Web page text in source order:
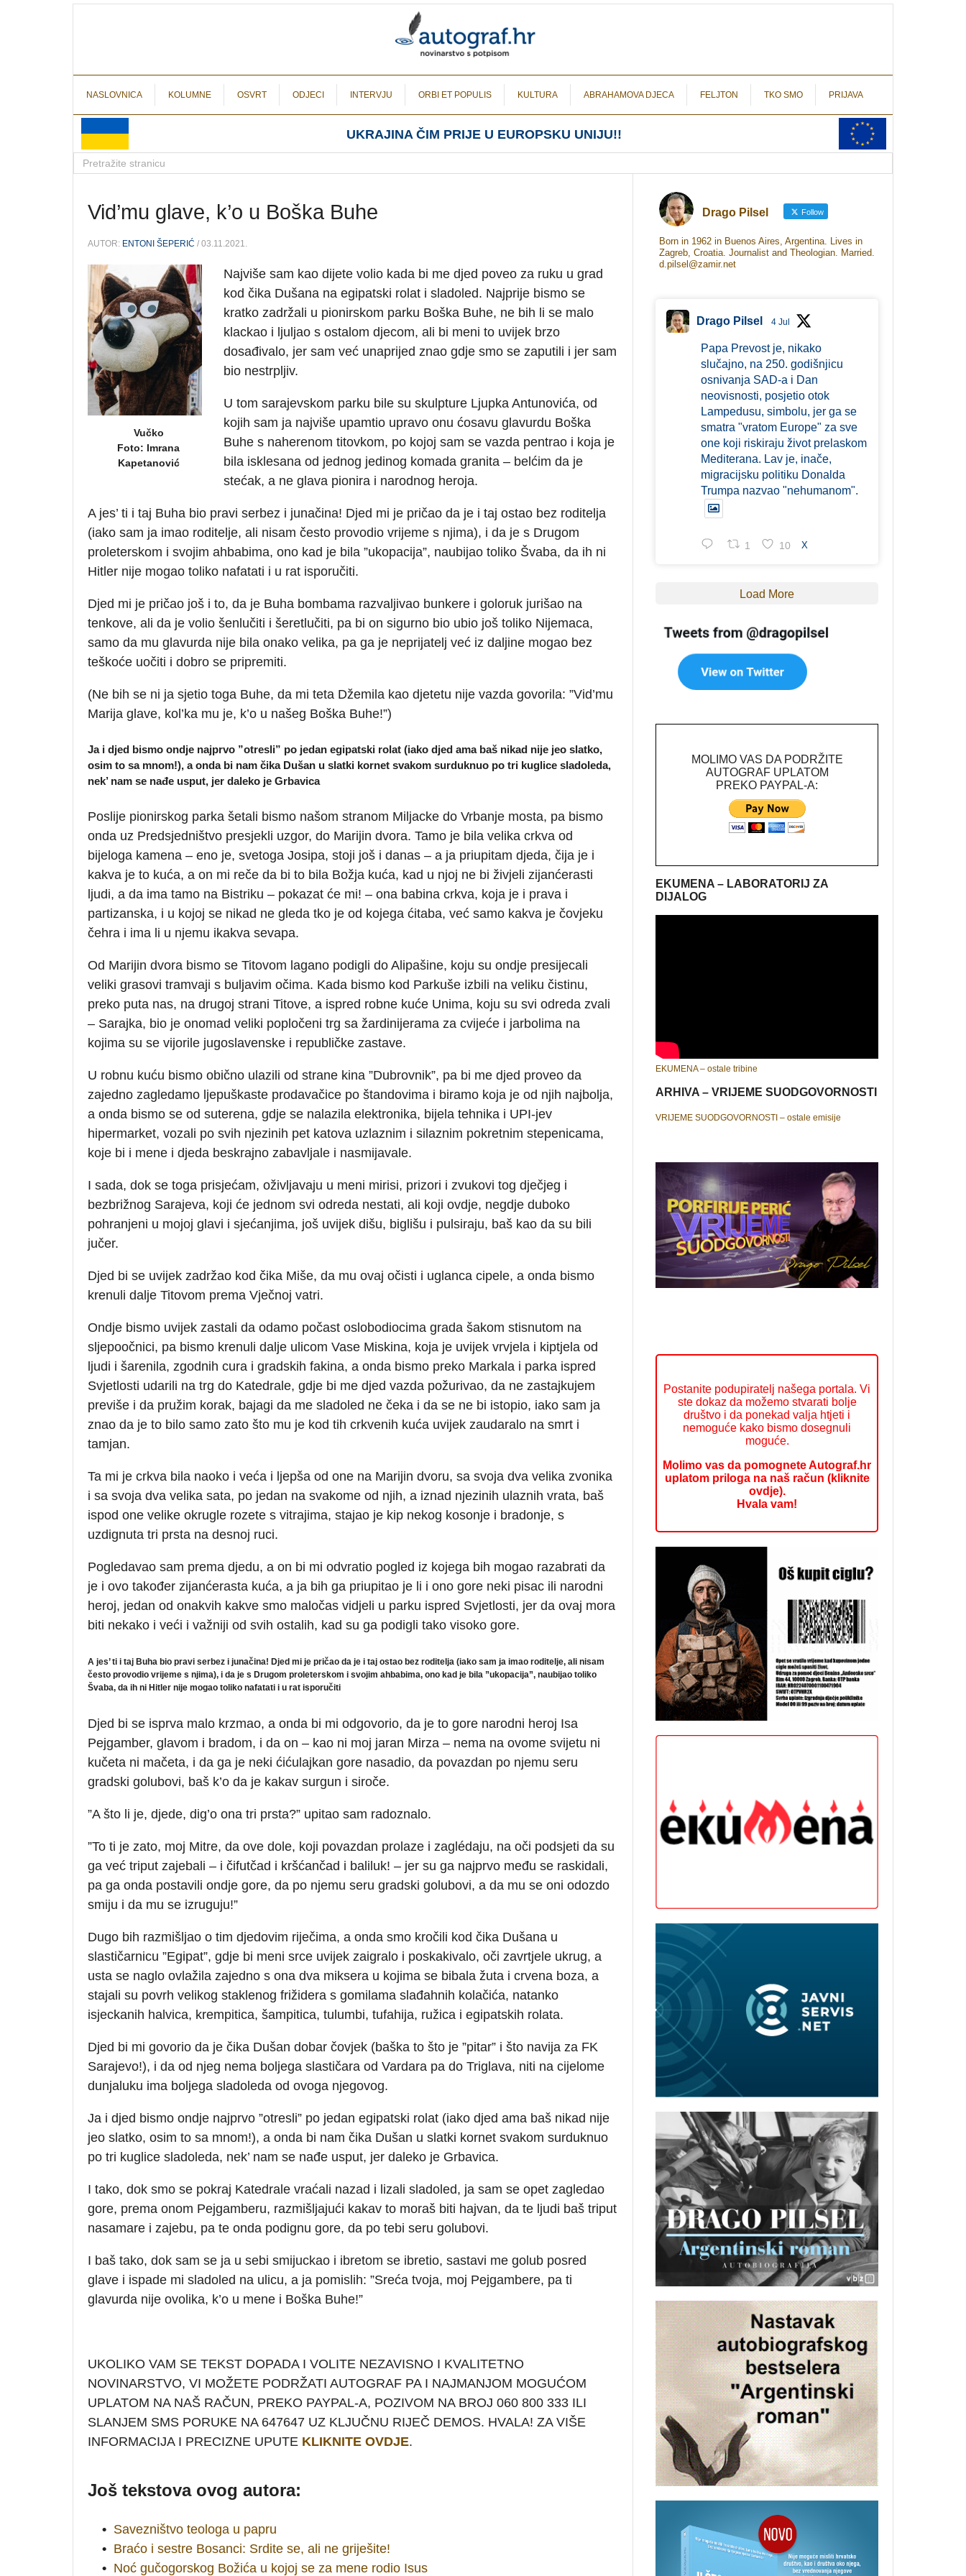
NASLOVNICA KOLUMNE OSVRT ODJECI INTERVJU ORBI ET POPULIS KULTURA ABRAHAMOVA DJECA FELJTON TKO SMO PRIJAVA
UKRAJINA ČIM PRIJE U EUROPSKU UNIJU!!
Vid’mu glave, k’o u Boška Buhe
AUTOR: ENTONI ŠEPERIĆ / 03.11.2021.
Vučko
Foto: Imrana
Kapetanović
Najviše sam kao dijete volio kada bi me djed poveo za ruku u grad
kod čika Dušana na egipatski rolat i sladoled. Najprije bismo se
kratko zadržali u pionirskom parku Boška Buhe, ne bih li se malo
klackao i ljuljao s ostalom djecom, ali bi meni to uvijek brzo
dosađivalo, jer sam već unaprijed znao gdje smo se zaputili i jer sam
bio nestrpljiv.
U tom sarajevskom parku bile su skulpture Ljupka Antunovića, od
kojih sam ja najviše upamtio upravo onu ćosavu glavurdu Boška
Buhe s naherenom titovkom, po kojoj sam se vazda pentrao i koja je
bila isklesana od jednog jedinog komada granita – belćim da je
stećak, a ne glava pionira i narodnog heroja.
A jes’ ti i taj Buha bio pravi serbez i junačina! Djed mi je pričao da je i taj ostao bez roditelja
(iako sam ja imao roditelje, ali nisam često provodio vrijeme s njima), i da je s Drugom
proleterskom i svojim ahbabima, ono kad je bila ”ukopacija”, naubijao toliko Švaba, da ih ni
Hitler nije mogao toliko nafatati i u rat isporučiti.
Djed mi je pričao još i to, da je Buha bombama razvaljivao bunkere i goloruk jurišao na
tenkove, ali da je volio šenlučiti i šeretlučiti, pa bi on sigurno bio ubio još toliko Nijemaca,
samo da mu glavurda nije bila onako velika, pa ga je neprijatelj već iz daljine mogao bez
teškoće uočiti i dobro se pripremiti.
(Ne bih se ni ja sjetio toga Buhe, da mi teta Džemila kao djetetu nije vazda govorila: ”Vid’mu
Marija glave, kol’ka mu je, k’o u našeg Boška Buhe!”)
Ja i djed bismo ondje najprvo ”otresli” po jedan egipatski rolat (iako djed ama baš nikad nije jeo slatko,
osim to sa mnom!), a onda bi nam čika Dušan u slatki kornet svakom surduknuo po tri kuglice sladoleda,
nek’ nam se nađe usput, jer daleko je Grbavica
Poslije pionirskog parka šetali bismo našom stranom Miljacke do Vrbanje mosta, pa bismo
onda uz Predsjedništvo presjekli uzgor, do Marijin dvora. Tamo je bila velika crkva od
bijeloga kamena – eno je, svetoga Josipa, stoji još i danas – a ja priupitam djeda, čija je i
kakva je to kuća, a on mi reče da bi to bila Božja kuća, kad u njoj ne bi živjeli zijanćerasti
ljudi, a da ima tamo na Bistriku – pokazat će mi! – ona babina crkva, koja je i prava i
partizanska, i u kojoj se nikad ne gleda tko je od kojega ćitaba, već samo kakva je čovjeku
čehra i ima li u njemu ikakva sevapa.
Od Marijin dvora bismo se Titovom lagano podigli do Alipašine, koju su ondje presijecali
veliki grasovi tramvaji s buljavim očima. Kada bismo kod Parkuše izbili na veliku čistinu,
preko puta nas, na drugoj strani Titove, a ispred robne kuće Unima, koju su svi odreda zvali
– Sarajka, bio je onomad veliki popločeni trg sa žardinijerama za cvijeće i jarbolima na
kojima su se vijorile jugoslavenske i republičke zastave.
U robnu kuću bismo obično ulazili od strane kina ”Dubrovnik”, pa bi me djed proveo da
zajedno zagledamo ljepuškaste prodavačice po štandovima i biramo koja je od njih najbolja,
a onda bismo se od suterena, gdje se nalazila elektronika, bijela tehnika i UPI-jev
hipermarket, vozali po svih njezinih pet katova uzlaznim i silaznim pokretnim stepenicama,
koje bi i mene i djeda beskrajno zabavljale i nasmijavale.
I sada, dok se toga prisjećam, oživljavaju u meni mirisi, prizori i zvukovi tog dječjeg i
bezbrižnog Sarajeva, koji će jednom svi odreda nestati, ali koji ovdje, negdje duboko
pohranjeni u mojoj glavi i sjećanjima, još uvijek dišu, biglišu i pulsiraju, baš kao da su bili
jučer.
Djed bi se uvijek zadržao kod čika Miše, da mu ovaj očisti i uglanca cipele, a onda bismo
krenuli dalje Titovom prema Vječnoj vatri.
Ondje bismo uvijek zastali da odamo počast oslobodiocima grada šakom stisnutom na
sljepoočnici, pa bismo krenuli dalje ulicom Vase Miskina, koja je uvijek vrvjela i kiptjela od
ljudi i šarenila, zgodnih cura i gradskih fakina, a onda bismo preko Markala i parka ispred
Svjetlosti udarili na trg do Katedrale, gdje bi me djed vazda požurivao, da ne zastajkujem
previše i da pružim korak, bajagi da me sladoled ne čeka i da se ne bi istopio, iako sam ja
znao da je to bilo samo zato što mu je kod tih crkvenih kuća uvijek zaudaralo na smrt i
tamjan.
Ta mi je crkva bila naoko i veća i ljepša od one na Marijin dvoru, sa svoja dva velika zvonika
i sa svoja dva velika sata, po jedan na svakome od njih, a iznad njezinih ulaznih vrata, baš
ispod one velike okrugle rozete s vitrajima, stajao je kip nekog kosonje i bradonje, s
uzdignuta tri prsta na desnoj ruci.
Pogledavao sam prema djedu, a on bi mi odvratio pogled iz kojega bih mogao razabrati da
je i ovo također zijanćerasta kuća, a ja bih ga priupitao je li i ono gore neki pisac ili narodni
heroj, jedan od onakvih kakve smo maločas vidjeli u parku ispred Svjetlosti, jer da ovaj mora
biti nekako i veći i važniji od svih ostalih, kad su ga podigli tako visoko gore.
A jes’ ti i taj Buha bio pravi serbez i junačina! Djed mi je pričao da je i taj ostao bez roditelja (iako sam ja imao roditelje, ali nisam
često provodio vrijeme s njima), i da je s Drugom proleterskom i svojim ahbabima, ono kad je bila ”ukopacija”, naubijao toliko
Švaba, da ih ni Hitler nije mogao toliko nafatati i u rat isporučiti
Djed bi se isprva malo krzmao, a onda bi mi odgovorio, da je to gore narodni heroj Isa
Pejgamber, glavom i bradom, i da on – kao ni moj jaran Mirza – nema na ovome svijetu ni
kučeta ni mačeta, i da ga je neki ćićulajkan gore nasadio, da povazdan po njemu seru
gradski golubovi, baš k’o da je kakav surgun i siroče.
”A što li je, djede, dig’o ona tri prsta?” upitao sam radoznalo.
”To ti je zato, moj Mitre, da ove dole, koji povazdan prolaze i zaglédaju, na oči podsjeti da su
ga već triput zajebali – i čifutčad i kršćančad i baliluk! – jer su ga najprvo među se raskidali,
pa ga onda postavili ondje gore, da po njemu seru gradski golubovi, a da mu se oni odozdo
smiju i da mu se izruguju!”
Dugo bih razmišljao o tim djedovim riječima, a onda smo kročili kod čika Dušana u
slastičarnicu ”Egipat”, gdje bi meni srce uvijek zaigralo i poskakivalo, oči zavrtjele ukrug, a
usta se naglo ovlažila zajedno s ona dva miksera u kojima se bibala žuta i crvena boza, a
stajali su povrh velikog staklenog frižidera s gomilama slađahnih kolačića, natanko
isjeckanih halvica, krempitica, šampitica, tulumbi, tufahija, ružica i egipatskih rolata.
Djed bi mi govorio da je čika Dušan dobar čovjek (baška to što je ”pitar” i što navija za FK
Sarajevo!), i da od njeg nema boljega slastičara od Vardara pa do Triglava, niti na cijelome
dunjaluku ima boljega sladoleda od ovoga njegovog.
Ja i djed bismo ondje najprvo ”otresli” po jedan egipatski rolat (iako djed ama baš nikad nije
jeo slatko, osim to sa mnom!), a onda bi nam čika Dušan u slatki kornet svakom surduknuo
po tri kuglice sladoleda, nek’ nam se nađe usput, jer daleko je Grbavica.
I tako, dok smo se pokraj Katedrale vraćali nazad i lizali sladoled, ja sam se opet zagledao
gore, prema onom Pejgamberu, razmišljajući kakav to moraš biti hajvan, da te ljudi baš triput
nasamare i zajebu, pa te onda podignu gore, da po tebi seru golubovi.
I baš tako, dok sam se ja u sebi smijuckao i ibretom se ibretio, sastavi me golub posred
glave i ispade mi sladoled na ulicu, a ja pomislih: ”Sreća tvoja, moj Pejgambere, pa ti
glavurda nije ovolika, k’o u mene i Boška Buhe!”
UKOLIKO VAM SE TEKST DOPADA I VOLITE NEZAVISNO I KVALITETNO
NOVINARSTVO, VI MOŽETE PODRŽATI AUTOGRAF PA I NAJMANJOM MOGUĆOM
UPLATOM NA NAŠ RAČUN, PREKO PAYPAL-A, POZIVOM NA BROJ 060 800 333 ILI
SLANJEM SMS PORUKE NA 647647 UZ KLJUČNU RIJEČ DEMOS. HVALA! ZA VIŠE
INFORMACIJA I PRECIZNE UPUTE KLIKNITE OVDJE.
Još tekstova ovog autora:
• Savezništvo teologa u papru
• Braćo i sestre Bosanci: Srdite se, ali ne griješite!
• Noć gučogorskog Božića u kojoj se za mene rodio Isus
Drago Pilsel Follow
Born in 1962 in Buenos Aires, Argentina. Lives in
Zagreb, Croatia. Journalist and Theologian. Married.
d.pilsel@zamir.net
Drago Pilsel 4 Jul
Papa Prevost je, nikako
slučajno, na 250. godišnjicu
osnivanja SAD-a i Dan
neovisnosti, posjetio otok
Lampedusu, simbolu, jer ga se
smatra "vratom Europe" za sve
one koji riskiraju život prelaskom
Mediterana. Lav je, inače,
migracijsku politiku Donalda
Trumpa nazvao "nehumanom".
1 10 X
Load More
MOLIMO VAS DA PODRŽITE
AUTOGRAF UPLATOM
PREKO PAYPAL-A:
EKUMENA – LABORATORIJ ZA
DIJALOG
EKUMENA – ostale tribine
ARHIVA – VRIJEME SUODGOVORNOSTI
VRIJEME SUODGOVORNOSTI – ostale emisije
Postanite podupiratelj našega portala. Vi
ste dokaz da možemo stvarati bolje
društvo i da ponekad valja htjeti i
nemoguće kako bismo dosegnuli
moguće.
Molimo vas da pomognete Autograf.hr
uplatom priloga na naš račun (kliknite
ovdje).
Hvala vam!